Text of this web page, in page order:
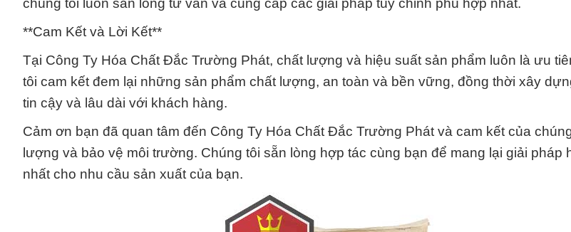
chúng tôi luôn sẵn lòng tư vấn và cung cấp các giải pháp tùy chỉnh phù hợp nhất.
**Cam Kết và Lời Kết**
Tại Công Ty Hóa Chất Đắc Trường Phát, chất lượng và hiệu suất sản phẩm luôn là ưu
tôi cam kết đem lại những sản phẩm chất lượng, an toàn và bền vững, đồng thời xây
tin cậy và lâu dài với khách hàng.
Cảm ơn bạn đã quan tâm đến Công Ty Hóa Chất Đắc Trường Phát và cam kết của
lượng và bảo vệ môi trường. Chúng tôi sẵn lòng hợp tác cùng bạn để mang lại giải pháp
nhất cho nhu cầu sản xuất của bạn.